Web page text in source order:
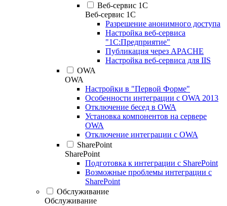
Веб-сервис 1С
Веб-сервис 1С
Разрешение анонимного доступа
Настройка веб-сервиса
"1С:Предприятие"
Публикация через APACHE
Настройка веб-сервиса для IIS
OWA
OWA
Настройки в "Первой Форме"
Особенности интеграции с OWA 2013
Отключение бесед в OWA
Установка компонентов на сервере
OWA
Отключение интеграции с OWA
SharePoint
SharePoint
Подготовка к интеграции с SharePoint
Возможные проблемы интеграции с
SharePoint
Обслуживание
Обслуживание